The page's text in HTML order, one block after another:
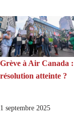
Grève à Air Canada :
résolution atteinte ?
1 septembre 2025